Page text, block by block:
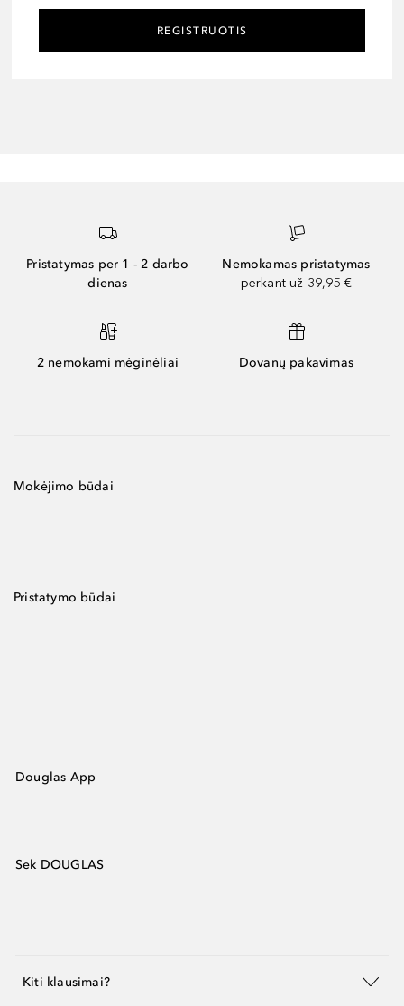
REGISTRUOTIS
Pristatymas per 1 - 2 darbo
dienas
Nemokamas pristatymas
perkant už 39,95 €
2 nemokami mėginėliai Dovanų pakavimas
Mokėjimo būdai
Pristatymo būdai
Douglas App
Sek DOUGLAS
Kiti klausimai?